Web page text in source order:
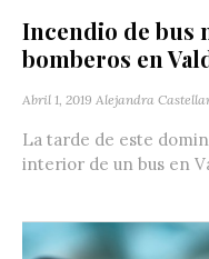
Incendio de bus
bomberos en
Abril 1, 2019 Alejandra
La tarde de este
interior de un bus en